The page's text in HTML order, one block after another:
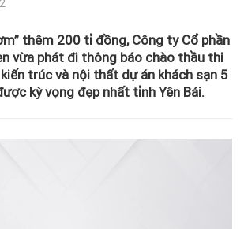
thêm 200 tỉ đồng, Công ty Cổ phần
vừa phát đi thông báo chào thầu thi
trúc và nội thất dự án khách sạn 5
kỳ vọng đẹp nhất tỉnh Yên Bái.